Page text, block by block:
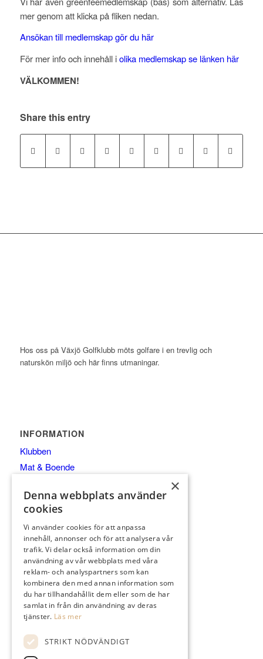
mer genom att klicka på fliken nedan.
Ansökan till medlemskap gör du här
För mer info och innehåll iolika medlemskap se länken här
VÄLKOMMEN!
Share this entry
Hos oss på Växjö Golfklubb möts golfare i en trevlig och
naturskön miljö och här finns utmaningar.
INFORMATION
Klubben
Mat & Boende
Träning
Golfkurser 2026
Gäst
Kontakt/öppettider
Banan
Öppettider i shopen
Profilprodukter företag
×
Denna webbplats använder
cookies
Vi använder cookies för att anpassa
innehåll, annonser och för att analysera vår
trafik. Vi delar också information om din
användning av vår webbplats med våra
reklam- och analyspartners som kan
kombinera den med annan information som
du har tillhandahållit dem eller som de har
samlat in från din användning av deras
tjänster. Läs mer
STRIKT NÖDVÄNDIGT